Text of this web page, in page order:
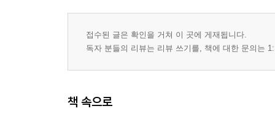
접수된 글은 확인을 거쳐 이 곳에 게재됩니다.
독자 분들의 리뷰는 리뷰 쓰기를, 책에 대한 문의는
책 속으로